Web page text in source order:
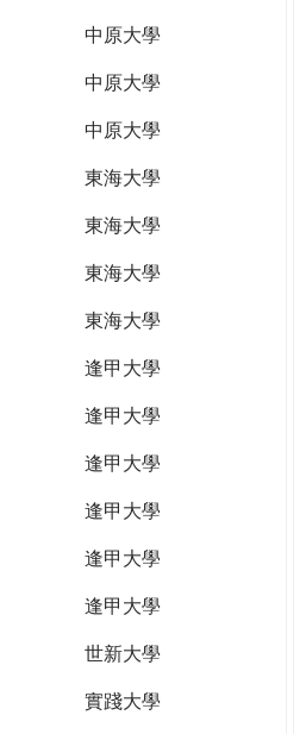
中原大學
中原大學
中原大學
東海大學
東海大學
東海大學
東海大學
逢甲大學
逢甲大學
逢甲大學
逢甲大學
逢甲大學
逢甲大學
世新大學
實踐大學